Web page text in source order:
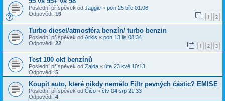
Poslední příspěvek od Jaggie « pon 25 bře 01:06
Odpovědi: 16 1 2
Turbo diesel/atmosféra benzín/ turbo benzin
Poslední příspěvek od Arkis « pon 13 lis 08:34
Odpovědi: 22 1 2 3
Test 100 okt benzínů
Poslední příspěvek od Zajda « úte 23 kvě 10:13
Odpovědi: 5
Koupit auto, které nikdy nemělo Filtr pevných částic? EMISE
Poslední příspěvek od Čičo « čtv 04 srp 21:33
Odpovědi: 4